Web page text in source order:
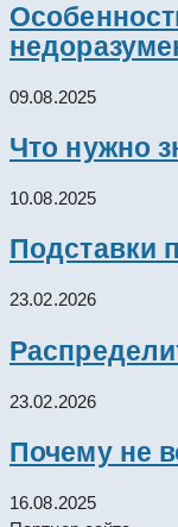
09.08.2025
Что нужно
10.08.2025
Подставки
23.02.2026
23.02.2026
Почему не
16.08.2025